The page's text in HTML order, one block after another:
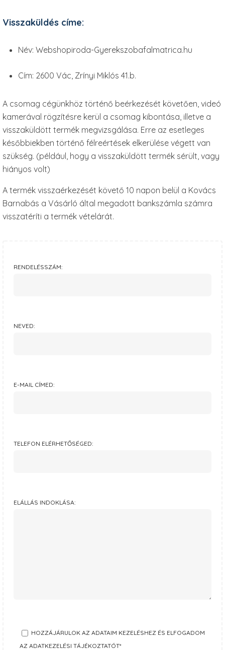
Visszaküldés címe:
Név: Webshopiroda-Gyerekszobafalmatrica.hu
Cím: 2600 Vác, Zrínyi Miklós 41.b.
A csomag cégünkhöz történő beérkezését követően, videó
kamerával rögzítésre kerül a csomag kibontása, illetve a
visszaküldött termék megvizsgálása. Erre az esetleges
későbbiekben történő félreértések elkerülése végett van
szükség. (például, hogy a visszaküldött termék sérült, vagy
hiányos volt)
A termék visszaérkezését követő 10 napon belül a Kovács
Barnabás a Vásárló által megadott bankszámla számra
visszatéríti a termék vételárát.
RENDELÉSSZÁM:
NEVED:
E-MAIL CÍMED:
TELEFON ELÉRHETŐSÉGED:
ELÁLLÁS INDOKLÁSA:
HOZZÁJÁRULOK AZ ADATAIM KEZELÉSHEZ ÉS ELFOGADOM
AZ ADATKEZELÉSI TÁJÉKOZTATÓT*